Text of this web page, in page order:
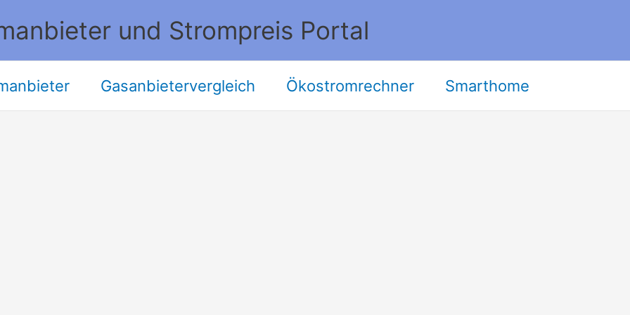
und Strompreis Portal
Gasanbietervergleich Ökostromrechner Smarthome